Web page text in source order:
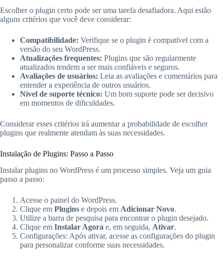
Escolher o plugin certo pode ser uma tarefa desafiadora. Aqui estão
alguns critérios que você deve considerar:
Compatibilidade: Verifique se o plugin é compatível com a
versão do seu WordPress.
Atualizações frequentes: Plugins que são regularmente
atualizados tendem a ser mais confiáveis e seguros.
Avaliações de usuários: Leia as avaliações e comentários para
entender a experiência de outros usuários.
Nível de suporte técnico: Um bom suporte pode ser decisivo
em momentos de dificuldades.
Considerar esses critérios irá aumentar a probabilidade de escolher
plugins que realmente atendam às suas necessidades.
Instalação de Plugins: Passo a Passo
Instalar plugins no WordPress é um processo simples. Veja um guia
passo a passo:
Acesse o painel do WordPress.
Clique em Plugins e depois em Adicionar Novo.
Utilize a barra de pesquisa para encontrar o plugin desejado.
Clique em Instalar Agora e, em seguida, Ativar.
Configurações: Após ativar, acesse as configurações do plugin
para personalizar conforme suas necessidades.